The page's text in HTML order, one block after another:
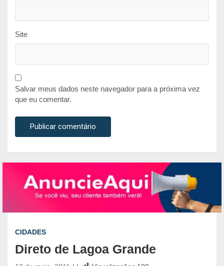
Site
Salvar meus dados neste navegador para a próxima vez
que eu comentar.
CIDADES
Direto de Lagoa Grande